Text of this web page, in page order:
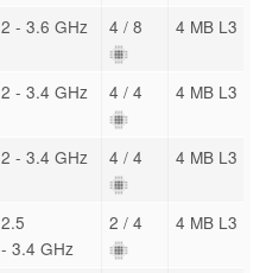
2 - 3.6 GHz 4 / 8 4 MB L3
2 - 3.4 GHz 4 / 4 4 MB L3
2 - 3.4 GHz 4 / 4 4 MB L3
2.5
- 3.4 GHz
2 / 4 4 MB L3